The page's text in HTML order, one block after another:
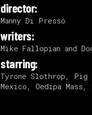
director:
Manny Di Presso
writers:
Mike Fallopian and
starring:
Tyrone Slothrop, Pig
Mexico, Oedipa Mass,